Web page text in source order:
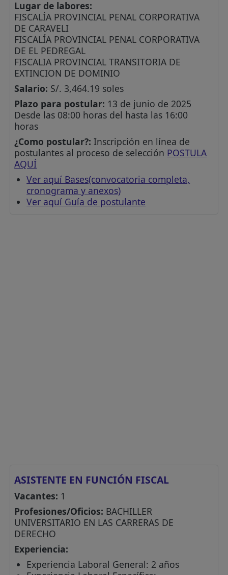
Lugar de labores:
FISCALÍA PROVINCIAL PENAL CORPORATIVA
DE CARAVELI
FISCALÍA PROVINCIAL PENAL CORPORATIVA
DE EL PEDREGAL
FISCALIA PROVINCIAL TRANSITORIA DE
EXTINCION DE DOMINIO
Salario: S/. 3,464.19 soles
Plazo para postular: 13 de junio de 2025
Desde las 08:00 horas del hasta las 16:00
horas
¿Como postular?: Inscripción en línea de
postulantes al proceso de selección POSTULA
AQUÍ
Ver aquí Bases(convocatoria completa,
cronograma y anexos)
Ver aquí Guía de postulante
ASISTENTE EN FUNCIÓN FISCAL
Vacantes: 1
Profesiones/Oficios: BACHILLER
UNIVERSITARIO EN LAS CARRERAS DE
DERECHO
Experiencia:
Experiencia Laboral General: 2 años